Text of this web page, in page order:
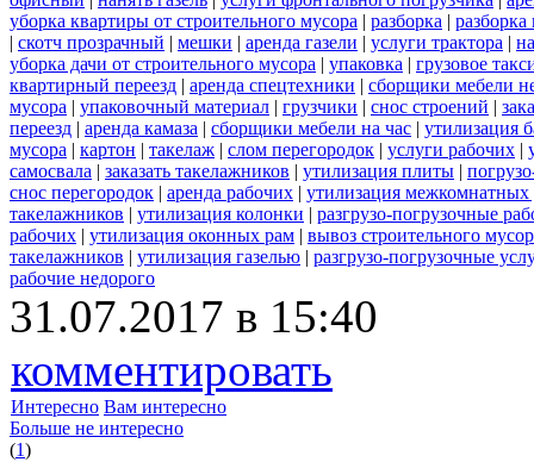
уборка квартиры от строительного мусора | разборка |
| скотч прозрачный | мешки | аренда газели | услуги трактора |
уборка дачи от строительного мусора | упаковка | грузовое
квартирный переезд | аренда спецтехники | сборщики мебели
мусора | упаковочный материал | грузчики | снос строений |
переезд | аренда камаза | сборщики мебели на час | утилизация
мусора | картон | такелаж | слом перегородок | услуги рабочих |
самосвала | заказать такелажников | утилизация плиты |
снос перегородок | аренда рабочих | утилизация межкомнатных
такелажников | утилизация колонки | разгрузо-погрузочные
рабочих | утилизация оконных рам | вывоз строительного
такелажников | утилизация газелью | разгрузо-погрузочные
рабочие недорого
31.07.2017 в 15:40
комментировать
Интересно Вам интересно
Больше не интересно
(1)